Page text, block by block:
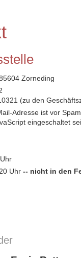
Zorneding
(zu den
Adresse ist vor
eingeschaltet
Uhr -- nicht in den